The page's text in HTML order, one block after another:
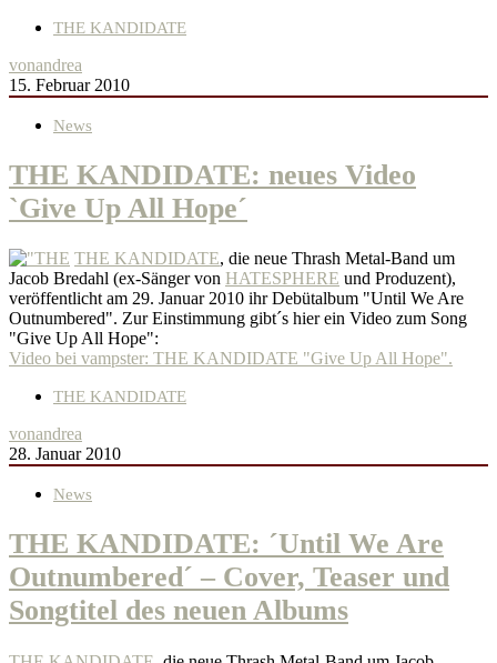
THE KANDIDATE
vonandrea
15. Februar 2010
News
THE KANDIDATE: neues Video
`Give Up All Hope´
THE KANDIDATE, die neue Thrash Metal-Band um
Jacob Bredahl (ex-Sänger von HATESPHERE und Produzent),
veröffentlicht am 29. Januar 2010 ihr Debütalbum "Until We Are
Outnumbered". Zur Einstimmung gibt´s hier ein Video zum Song
"Give Up All Hope":
Video bei vampster: THE KANDIDATE "Give Up All Hope".
THE KANDIDATE
vonandrea
28. Januar 2010
News
THE KANDIDATE: ´Until We Are
Outnumbered´ – Cover, Teaser und
Songtitel des neuen Albums